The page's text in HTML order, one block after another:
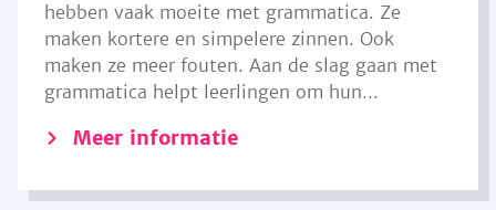
hebben vaak moeite met grammatica. Ze
maken kortere en simpelere zinnen. Ook
maken ze meer fouten. Aan de slag gaan met
grammatica helpt leerlingen om hun...
Meer informatie